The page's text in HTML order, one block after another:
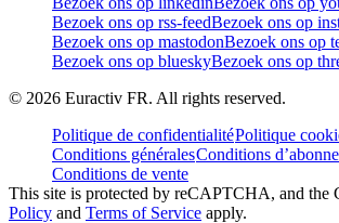
Bezoek ons op rss-feedBezoek ons op
Bezoek ons op mastodonBezoek ons op
Bezoek ons op blueskyBezoek ons op
© 2026 Euractiv FR. All rights reserved.
Politique de confidentialitéPolitique
Conditions généralesConditions
Conditions de vente
This site is protected by reCAPTCHA, and the
Policy and Terms of Service apply.